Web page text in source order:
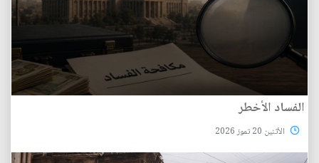
الفساد الأخطر
الأثنين 20 تموز 2026